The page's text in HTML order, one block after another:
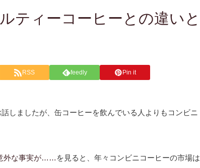
ティーコーヒーとの違いと
RSS feedly Pin it
しましたが、缶コーヒーを飲んでいる人よりもコンビニ
外な事実が…… を見ると、年々コンビニコーヒーの市場は